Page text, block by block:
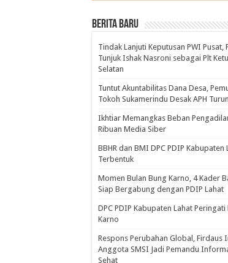
BERITA BARU
Tindak Lanjuti Keputusan PWI Pusat,
Tunjuk Ishak Nasroni sebagai Plt
Selatan
Tuntut Akuntabilitas Dana Desa,
Tokoh Sukamerindu Desak APH
Ikhtiar Memangkas Beban
Ribuan Media Siber
BBHR dan BMI DPC PDIP Kabupaten
Terbentuk
Momen Bulan Bung Karno, 4 Kader
Siap Bergabung dengan PDIP Lahat
DPC PDIP Kabupaten Lahat Peringati
Karno
Respons Perubahan Global, Firdaus
Anggota SMSI Jadi Pemandu
Sehat